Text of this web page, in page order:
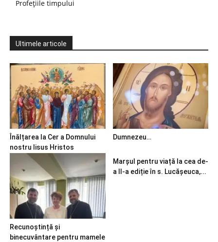
Profețiile timpului
Ultimele articole
Înălțarea la Cer a Domnului
nostru Iisus Hristos
Dumnezeu…
Recunoștință și
binecuvântare pentru mamele
Marșul pentru viață la cea de-
a II-a ediție în s. Lucășeuca,...